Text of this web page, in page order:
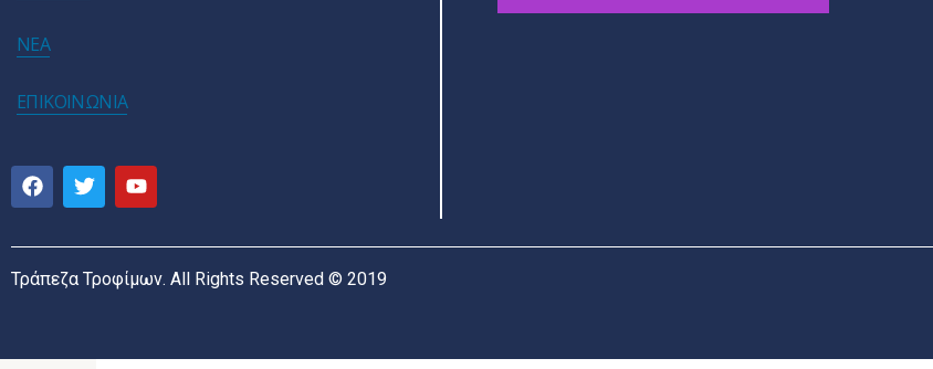
ΝΕΑ
ΕΠΙΚΟΙΝΩΝΙΑ
Τράπεζα Τροφίμων. All Rights Reserved © 2019